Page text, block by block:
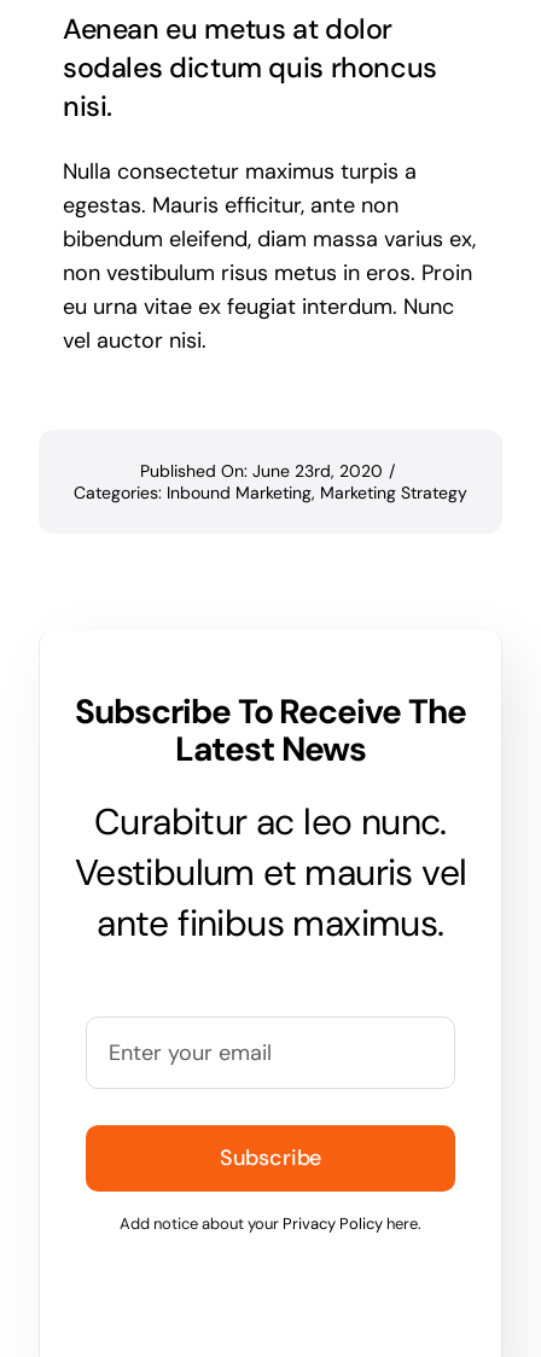
Aenean eu metus at dolor
sodales dictum quis rhoncus
nisi.
Nulla consectetur maximus turpis a
egestas. Mauris efficitur, ante non
bibendum eleifend, diam massa varius ex,
non vestibulum risus metus in eros. Proin
eu urna vitae ex feugiat interdum. Nunc
vel auctor nisi.
Published On: June 23rd, 2020 /
Categories: Inbound Marketing, Marketing Strategy
Subscribe To Receive The
Latest News
Curabitur ac leo nunc.
Vestibulum et mauris vel
ante finibus maximus.
Subscribe
Add notice about your Privacy Policy here.